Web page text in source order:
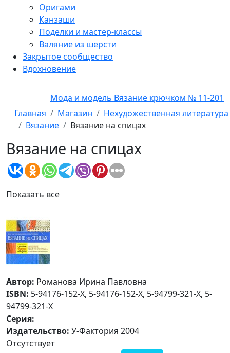
Оригами
Канзаши
Поделки и мастер-классы
Валяние из шерсти
Закрытое сообщество
Вдохновение
Мода и модель Вязание крючком № 11-2011
Главная
Магазин
Нехудожественная литература
Вязание
Вязание на спицах
Вязание на спицах
Показать все
Автор: Романова Ирина Павловна
ISBN: 5-94176-152-X, 5-94176-152-Х, 5-94799-321-X, 5-
94799-321-Х
Серия:
Издательство: У-Фактория 2004
Отсутствует